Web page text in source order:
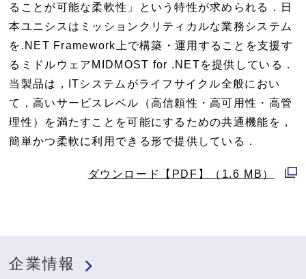
ることが可能な柔軟性」という特性が求められる．日
本ユニシスはミッションクリティカルな業務システム
を.NET Framework上で構築・運用することを支援す
るミドルウェアMIDMOST for .NETを提供している．
当製品は，ITシステムがライフサイクル全般におい
て，高いサービスレベル（高信頼性・高可用性・高管
理性）を満たすことを可能にするための共通機能を，
簡単かつ柔軟に利用できる形で提供している．
ダウンロード【PDF】（1.6 MB）
企業情報